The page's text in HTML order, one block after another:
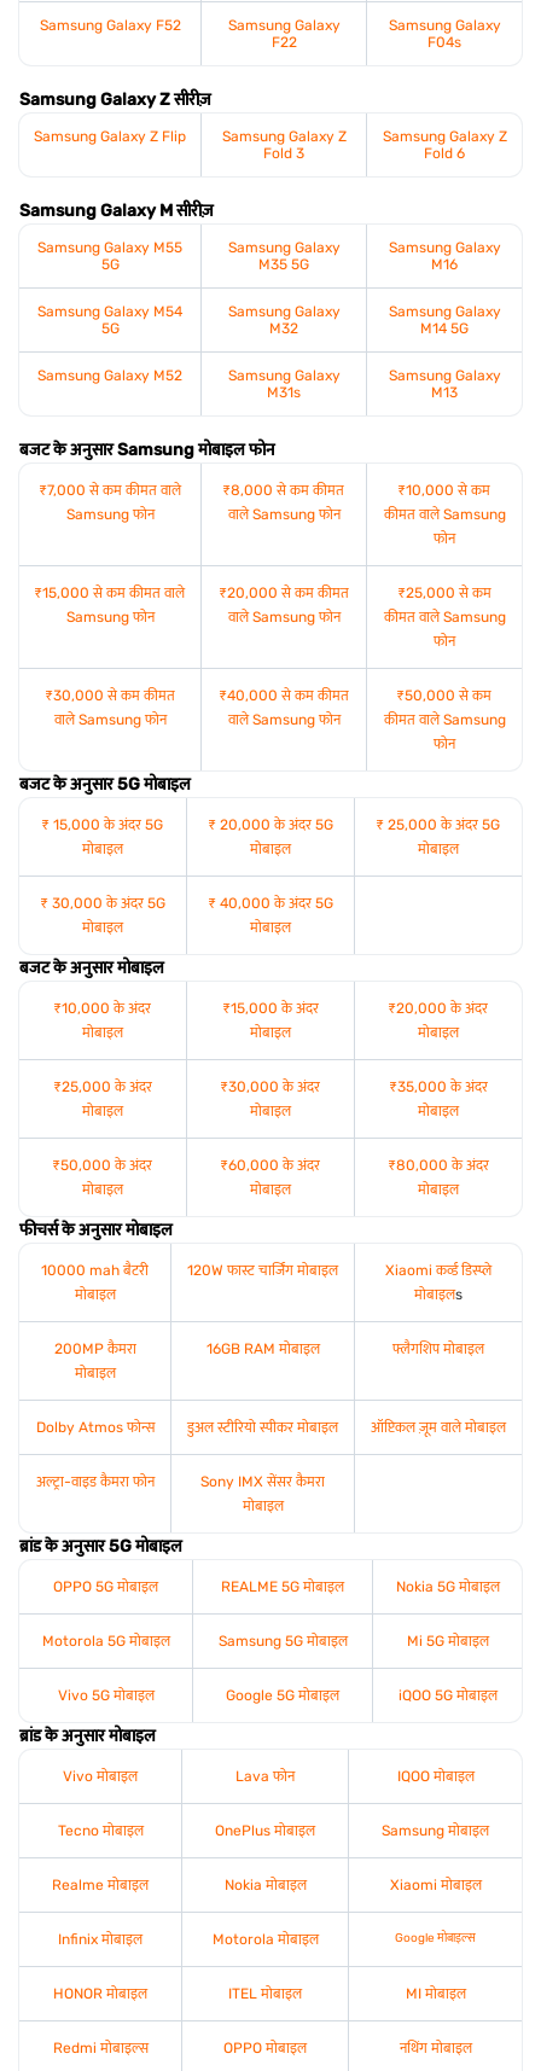
Samsung Galaxy F52
Samsung Galaxy
F22
Samsung Galaxy
F04s
Samsung Galaxy Z सीरीज़
Samsung Galaxy Z Flip
Samsung Galaxy Z
Fold 3
Samsung Galaxy Z
Fold 6
Samsung Galaxy M सीरीज़
Samsung Galaxy M55
5G
Samsung Galaxy
M35 5G
Samsung Galaxy
M16
Samsung Galaxy M54
5G
Samsung Galaxy
M32
Samsung Galaxy
M14 5G
Samsung Galaxy M52
Samsung Galaxy
M31s
Samsung Galaxy
M13
बजट के अनुसार Samsung मोबाइल फोन
₹7,000 से कम कीमत वाले
Samsung फोन
₹8,000 से कम कीमत
वाले Samsung फोन
₹10,000 से कम
कीमत वाले Samsung
फोन
₹15,000 से कम कीमत वाले
Samsung फोन
₹20,000 से कम कीमत
वाले Samsung फोन
₹25,000 से कम
कीमत वाले Samsung
फोन
₹30,000 से कम कीमत
वाले Samsung फोन
₹40,000 से कम कीमत
वाले Samsung फोन
₹50,000 से कम
कीमत वाले Samsung
फोन
बजट के अनुसार 5G मोबाइल
₹ 15,000 के अंदर 5G
मोबाइल
₹ 20,000 के अंदर 5G
मोबाइल
₹ 25,000 के अंदर 5G
मोबाइल
₹ 30,000 के अंदर 5G
मोबाइल
₹ 40,000 के अंदर 5G
मोबाइल
बजट के अनुसार मोबाइल
₹10,000 के अंदर
मोबाइल
₹15,000 के अंदर
मोबाइल
₹20,000 के अंदर
मोबाइल
₹25,000 के अंदर
मोबाइल
₹30,000 के अंदर
मोबाइल
₹35,000 के अंदर
मोबाइल
₹50,000 के अंदर
मोबाइल
₹60,000 के अंदर
मोबाइल
₹80,000 के अंदर
मोबाइल
फीचर्स के अनुसार मोबाइल
10000 mah बैटरी
मोबाइल
120W फास्ट चार्जिंग मोबाइल
Xiaomi कर्व्ड डिस्प्ले
मोबाइलs
200MP कैमरा
मोबाइल
16GB RAM मोबाइल फ्लैगशिप मोबाइल
Dolby Atmos फोन्स डुअल स्टीरियो स्पीकर मोबाइल ऑप्टिकल ज़ूम वाले मोबाइल
अल्ट्रा-वाइड कैमरा फोन
Sony IMX सेंसर कैमरा
मोबाइल
ब्रांड के अनुसार 5G मोबाइल
OPPO 5G मोबाइल REALME 5G मोबाइल Nokia 5G मोबाइल
Motorola 5G मोबाइल Samsung 5G मोबाइल Mi 5G मोबाइल
Vivo 5G मोबाइल Google 5G मोबाइल iQOO 5G मोबाइल
ब्रांड के अनुसार मोबाइल
Vivo मोबाइल Lava फोन IQOO मोबाइल
Tecno मोबाइल OnePlus मोबाइल Samsung मोबाइल
Realme मोबाइल Nokia मोबाइल Xiaomi मोबाइल
Infinix मोबाइल Motorola मोबाइल Google मोबाइल्स
HONOR मोबाइल ITEL मोबाइल MI मोबाइल
Redmi मोबाइल्स OPPO मोबाइल नथिंग मोबाइल